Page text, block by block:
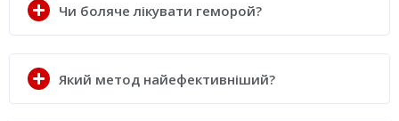
Чи боляче лікувати геморой?
Який метод найефективніший?